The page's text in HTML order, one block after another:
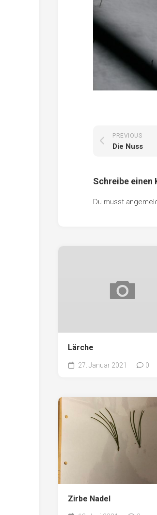
PREVIOUS
Die Nuss
Schreibe einen
Du musst
Lärche
27. Januar 2021 0
Zirbe Nadel